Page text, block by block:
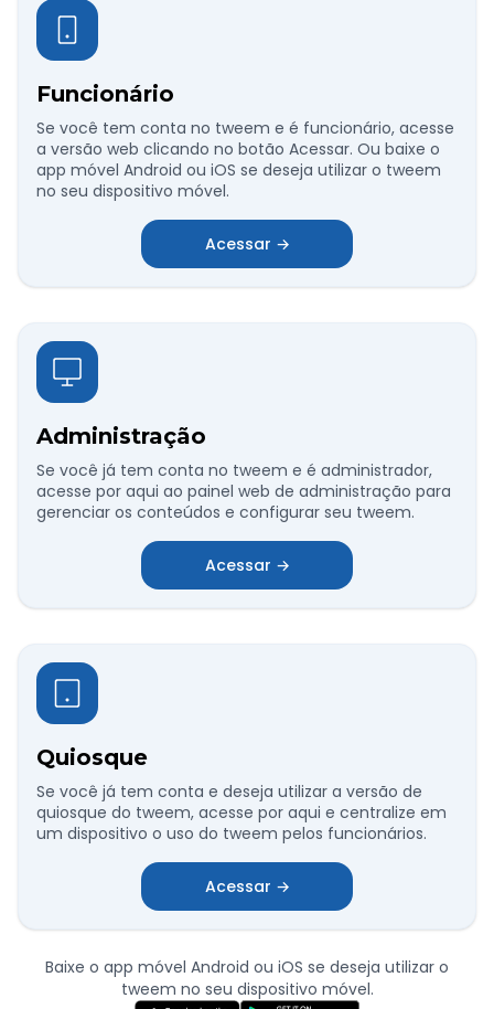
Funcionário
Se você tem conta no tweem e é funcionário, acesse
a versão web clicando no botão Acessar. Ou baixe o
app móvel Android ou iOS se deseja utilizar o tweem
no seu dispositivo móvel.
Acessar →
Administração
Se você já tem conta no tweem e é administrador,
acesse por aqui ao painel web de administração para
gerenciar os conteúdos e configurar seu tweem.
Acessar →
Quiosque
Se você já tem conta e deseja utilizar a versão de
quiosque do tweem, acesse por aqui e centralize em
um dispositivo o uso do tweem pelos funcionários.
Acessar →
Baixe o app móvel Android ou iOS se deseja utilizar o
tweem no seu dispositivo móvel.